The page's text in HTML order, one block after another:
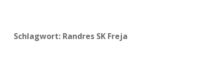
Schlagwort: Randres SK Freja